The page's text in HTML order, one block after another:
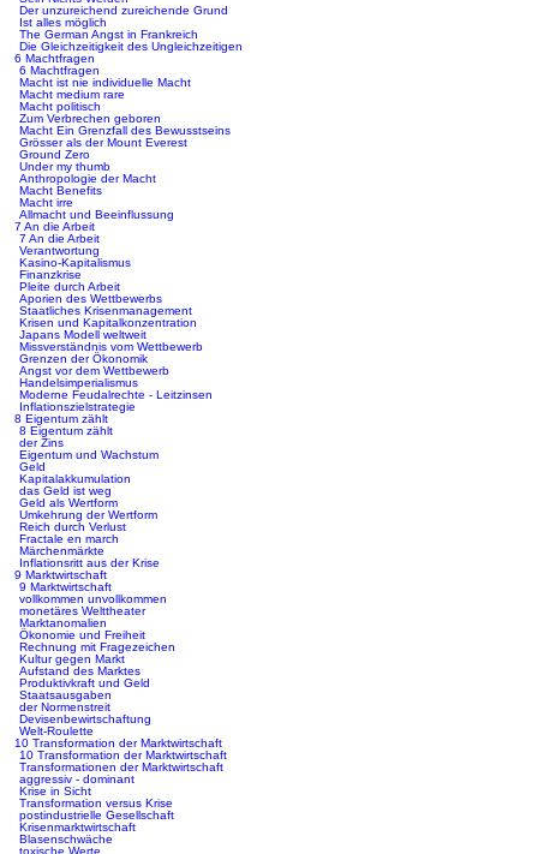
Der unzureichend zureichende Grund
Ist alles möglich
The German Angst in Frankreich
Die Gleichzeitigkeit des Ungleichzeitigen
6 Machtfragen
6 Machtfragen
Macht ist nie individuelle Macht
Macht medium rare
Macht politisch
Zum Verbrechen geboren
Macht Ein Grenzfall des Bewusstseins
Grösser als der Mount Everest
Ground Zero
Under my thumb
Anthropologie der Macht
Macht Benefits
Macht irre
Allmacht und Beeinflussung
7 An die Arbeit
7 An die Arbeit
Verantwortung
Kasino-Kapitalismus
Finanzkrise
Pleite durch Arbeit
Aporien des Wettbewerbs
Staatliches Krisenmanagement
Krisen und Kapitalkonzentration
Japans Modell weltweit
Missverständnis vom Wettbewerb
Grenzen der Ökonomik
Angst vor dem Wettbewerb
Handelsimperialismus
Moderne Feudalrechte - Leitzinsen
Inflationszielstrategie
8 Eigentum zählt
8 Eigentum zählt
der Zins
Eigentum und Wachstum
Geld
Kapitalakkumulation
das Geld ist weg
Geld als Wertform
Umkehrung der Wertform
Reich durch Verlust
Fractale en march
Märchenmärkte
Inflationsritt aus der Krise
9 Marktwirtschaft
9 Marktwirtschaft
vollkommen unvollkommen
monetäres Welttheater
Marktanomalien
Ökonomie und Freiheit
Rechnung mit Fragezeichen
Kultur gegen Markt
Aufstand des Marktes
Produktivkraft und Geld
Staatsausgaben
der Normenstreit
Devisenbewirtschaftung
Welt-Roulette
10 Transformation der Marktwirtschaft
10 Transformation der Marktwirtschaft
Transformationen der Marktwirtschaft
aggressiv - dominant
Krise in Sicht
Transformation versus Krise
postindustrielle Gesellschaft
Krisenmarktwirtschaft
Blasenschwäche
toxische Werte